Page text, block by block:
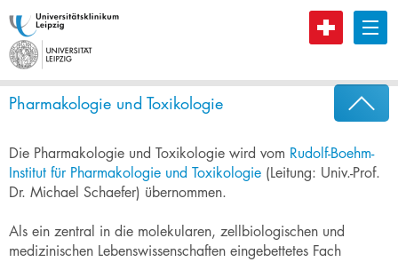
B
Klinische Pharmazie
Pharmakologie und Toxikologie
Die Pharmakologie und Toxikologie wird vom Rudolf-Boehm-
Institut für Pharmakologie und Toxikologie​ (Leitung: Univ.-Prof.
Dr. Michael Schaefer) übernommen.​
Als ein zentral in die molekularen, zellbiologischen und
medizinischen Lebenswissenschaften eingebettetes Fach